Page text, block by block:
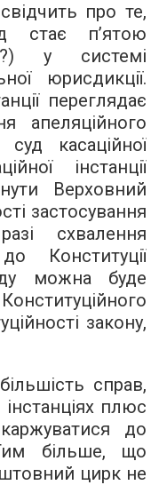
про те,
стає п’ятою
у системі
юрисдикції.
переглядає
апеляційного
касаційної
інстанції
Верховний
застосування
схвалення
Конституції
можна буде
закону,
справ,
плюс
до
більше, що
цирк не